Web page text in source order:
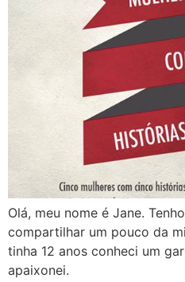
Olá, meu nome é Jane.
compartilhar um pouco da
tinha 12 anos conheci um
apaixonei.